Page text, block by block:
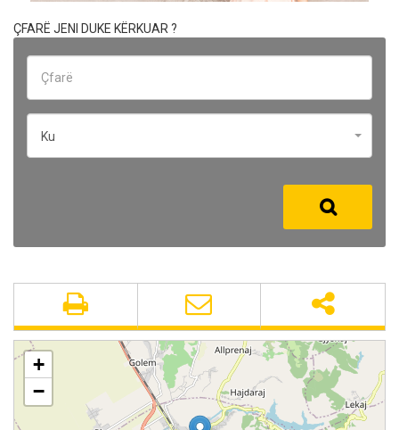
ÇFARË JENI DUKE KËRKUAR ?
Ku
+
−